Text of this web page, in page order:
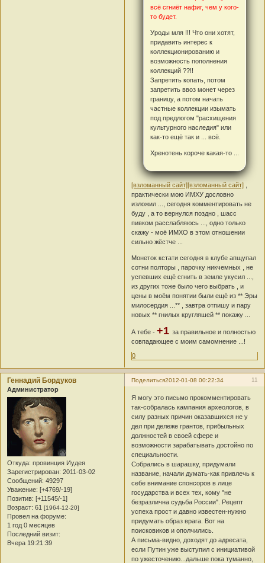
всё сгниёт нафиг, чем у кого-
то будет.
Уроды мля !!! Что они хотят,
придавить интерес к
коллекционированию и
возможность пополнения
коллекций ??!!
Запретить копать, потом
запретить ввоз монет через
границу, а потом начать
частные коллекции изымать
под предлогом "расхищения
культурного наследия" или
как-то ещё так и ... всё.
Хренотень короче какая-то ...
[взломанный сайт][взломанный сайт]
практически мою ИМХУ дословно
изложил ..., сегодня комментировать не
буду , а то вернулся поздно , шасс
пивком расслабляюсь ..., одно только
скажу - моё ИМХО в этом отношении
сильно жёстче ...
Монеток кстати сегодня в клубе апщупал
сотни полторы , парочку никчемных , не
успевших ещё сгнить в земле укусил ...,
из других тоже было чего выбрать , и
цены в моём понятии были ещё из ** Эры
милосердия ...** , завтра отпишу и пару
новых ** гнилых кругляшей ** покажу ...
А тебе -+1за правильное и полностью
совпадающее с моим самомнение ...!
0
Поделиться 11
2012-01-08 00:22:34
Геннадий Бордуков
Администратор
Откуда: провинция Иудея
Зарегистрирован: 2011-03-02
Сообщений: 49297
Уважение: [+4769/-19]
Позитив: [+11545/-1]
Возраст: 61 [1964-12-20]
Провел на форуме:
1 год 0 месяцев
Последний визит:
Вчера 19:21:39
Я могу это письмо прокомментировать
так-собралась кампания археологов, в
силу разных причин оказавшихся не у
дел при дележе грантов, прибыльных
должностей в своей сфере и
возможности зарабатывать достойно по
специальности.
Собрались в шарашку, придумали
название, начали думать-как привлечь к
себе внимание спонсоров в лице
государства и всех тех, кому "не
безразлична судьба России". Рецепт
успеха прост и давно известен-нужно
придумать образ врага. Вот на
поисковиков и ополчились.
А письма-видно, доходят до адресата,
если Путин уже выступил с инициативой
по ужесточению...дальше пока туманно,